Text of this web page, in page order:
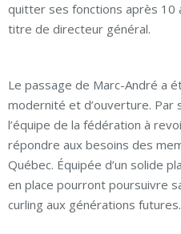
quitter ses fonctions après 10
titre de directeur général.
Le passage de Marc-André a
modernité et d’ouverture. Par
l’équipe de la fédération à
répondre aux besoins des
Québec. Équipée d’un solide
en place pourront poursuivre
curling aux générations futures.